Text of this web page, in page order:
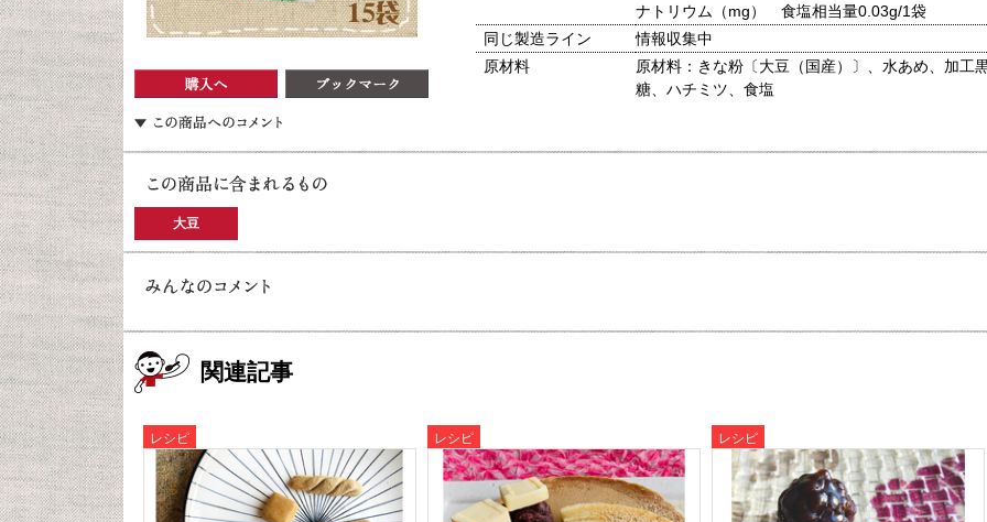
ナトリウム（mg） 食塩相当量0.03g/1袋
同じ製造ライン
情報収集中
原材料
原材料：きな粉〔大豆（国産）〕、水あめ、加工
糖、ハチミツ、食塩
大豆
関連記事
レシピ レシピ レシピ